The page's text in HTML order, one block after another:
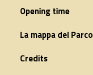
Opening time
La mappa del Parco
Credits